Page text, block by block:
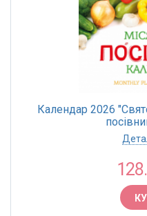
Календар 2026